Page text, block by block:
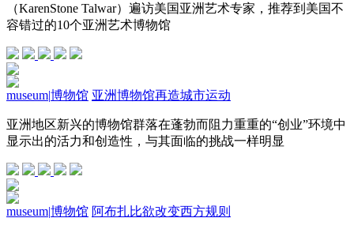
（KarenStone Talwar）遍访美国亚洲艺术专家，推荐到美国不
容错过的10个亚洲艺术博物馆
museum|博物馆 亚洲博物馆再造城市运动
亚洲地区新兴的博物馆群落在蓬勃而阻力重重的“创业”环境中
显示出的活力和创造性，与其面临的挑战一样明显
museum|博物馆 阿布扎比欲改变西方规则